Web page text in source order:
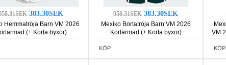
383.30SEK
Hemmatröja Barn VM 2026
(+ Korta byxor)
958.31SEK 383.30SEK
Mexiko Bortatröja Barn VM 2026
Kortärmad (+ Korta byxor)
KÖP
VM
KÖP